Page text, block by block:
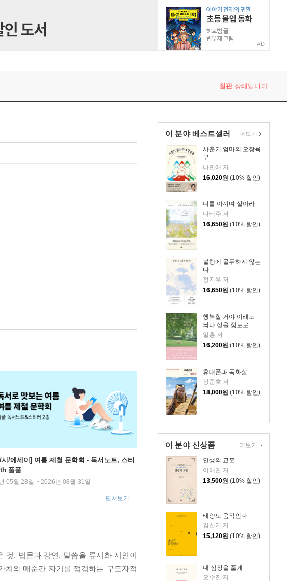
AD
절판상태입니다.
이 분야 베스트셀러
사춘기 엄마의 오장육
부
나민애 저
16,020원 (10% 할인)
너를 아끼며 살아라
나태주 저
16,650원 (10% 할인)
불행에 몰두하지 않는
다
정지우 저
16,650원 (10% 할인)
행복할 거야 이래도
되나 싶을 정도로
일홍 저
16,200원 (10% 할인)
휴대폰과 독화살
장준호 저
18,000원 (10% 할인)
더보기
이 분야 신상품
인생의 교훈
이해관 저
13,500원 (10% 할인)
태양도 움직인다
김신기 저
15,120원 (10% 할인)
내 심장을 줄게
오수진 저
더보기
시/에세이] 여름 제철 문학회 - 독서노트, 스티
풀풀
05월 28일 ~ 2026년 08월 31일
펼쳐보기
것. 법문과 강연, 말씀을 류시화 시인이
치와 매순간 자기를 점검하는 구도자적